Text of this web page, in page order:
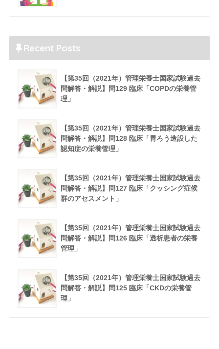
Recent Posts
【第35回（2021年）管理栄養士国家試験過去
問解答・解説】問129 臨床「COPDの栄養管
理」
【第35回（2021年）管理栄養士国家試験過去
問解答・解説】問128 臨床「胃ろう造設した
認知症の栄養管理」
【第35回（2021年）管理栄養士国家試験過去
問解答・解説】問127 臨床「クッシング症候
群のアセスメント」
【第35回（2021年）管理栄養士国家試験過去
問解答・解説】問126 臨床「透析患者の栄養
管理」
【第35回（2021年）管理栄養士国家試験過去
問解答・解説】問125 臨床「CKDの栄養管
理」